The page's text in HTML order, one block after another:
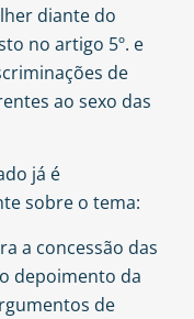
diante do
no artigo 5º. e
de
ao sexo das
já é
sobre o tema:
a concessão das
depoimento da
de